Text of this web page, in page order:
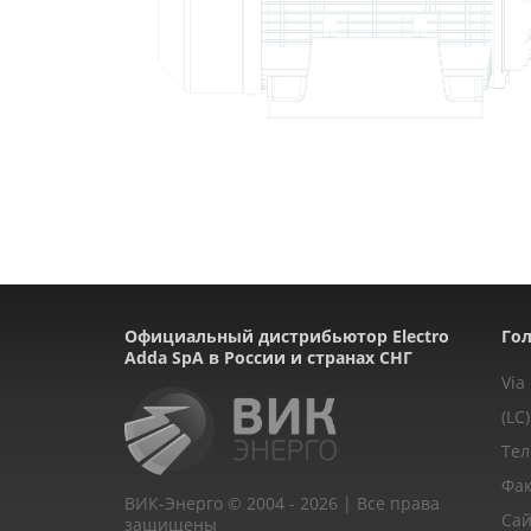
Официальный дистрибьютор Electro
Adda SpA в России и странах СНГ
ВИК-Энерго © 2004 - 2026 | Все права
защищены
Via